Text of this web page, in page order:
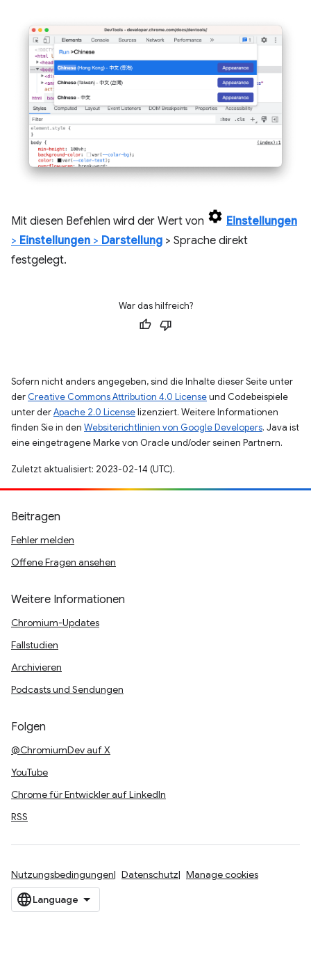
Mit diesen Befehlen wird der Wert von
Einstellungen
> Einstellungen > Darstellung > Sprache direkt
festgelegt.
War das hilfreich?
Sofern nicht anders angegeben, sind die Inhalte dieser Seite unter
der Creative Commons Attribution 4.0 Licenseund Codebeispiele
unter derApache 2.0 Licenselizenziert. Weitere Informationen
finden Sie in den Websiterichtlinien von Google Developers. Java ist
eine eingetragene Marke von Oracle und/oder seinen Partnern.
Zuletzt aktualisiert: 2023-02-14 (UTC).
Beitragen
Fehler melden
Offene Fragen ansehen
Weitere Informationen
Chromium-Updates
Fallstudien
Archivieren
Podcasts und Sendungen
Folgen
@ChromiumDev auf X
YouTube
Chrome für Entwickler auf LinkedIn
RSS
Nutzungsbedingungen Datenschutz Manage cookies